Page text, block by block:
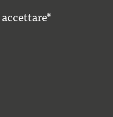
accettare*